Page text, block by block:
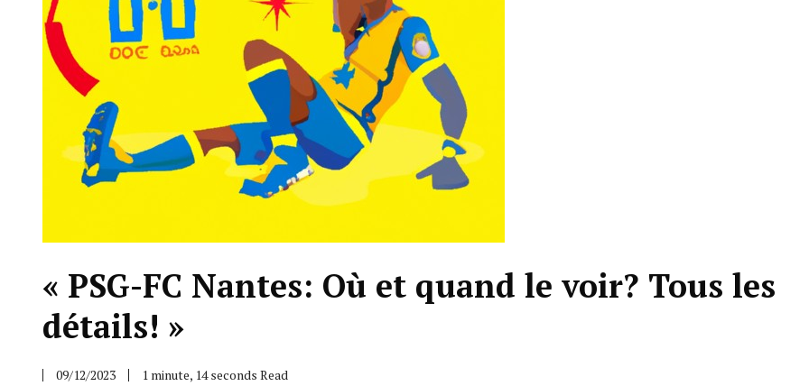
« PSG-FC Nantes: Où et quand le voir? Tous les
détails! »
09/12/2023 1 minute, 14 seconds Read